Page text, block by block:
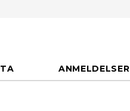
ANMELDELSER